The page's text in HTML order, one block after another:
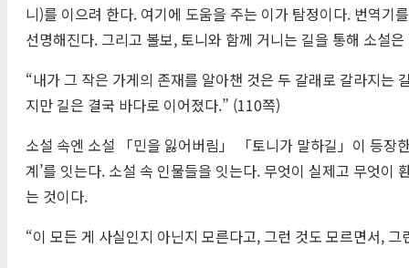
니)를 이으려 한다. 여기에 도움을 주는 이가 탐정이다. 번역기
선명해진다. 그리고 볼보, 토니와 함께 거니는 길을 통해 소설
“내가 그 작은 가게의 존재를 알아챈 것은 두 갈래로 갈라지는
지만 길은 결국 바다로 이어졌다.” (110쪽)
소설 속엔 소설 「민을 잃어버림」 「토니가 말하길」이 등장
계’를 잇는다. 소설 속 인물들을 잇는다. 무엇이 실제고 무엇
는 것이다.
“이 모든 게 사실인지 아닌지 모른다고, 그런 것도 모르면서,